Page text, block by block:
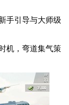
手引导与大师级
机，弯道集气策